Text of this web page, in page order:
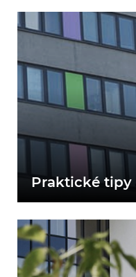
Praktické tipy